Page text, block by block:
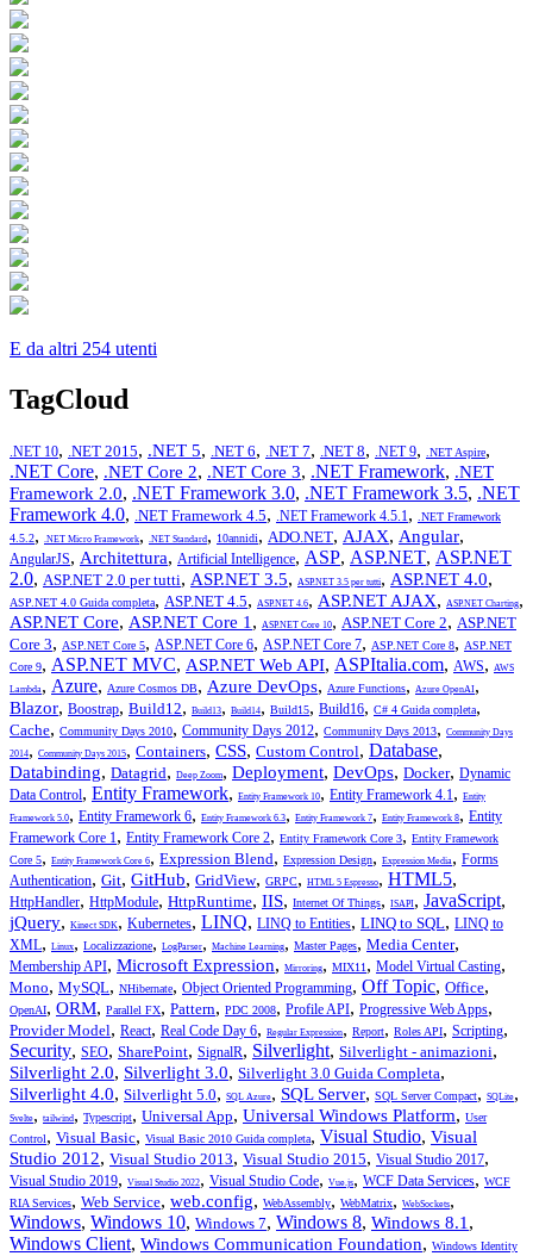
E da altri 254 utenti
TagCloud
.NET 10, .NET 2015, .NET 5, .NET 6, .NET 7, .NET 8, .NET 9, .NET Aspire,
.NET Core, .NET Core 2, .NET Core 3, .NET Framework, .NET
Framework 2.0, .NET Framework 3.0, .NET Framework 3.5, .NET
Framework 4.0, .NET Framework 4.5, .NET Framework 4.5.1 ,
.NET Framework
4.5.2, .NET Micro Framework, .NET Standard , 10annidi, ADO.NET, AJAX, Angular,
AngularJS, Architettura, Artificial Intelligence, ASP, ASP.NET, ASP.NET
2.0, ASP.NET 2.0 per tutti, ASP.NET 3.5, ASP.NET 3.5 per tutti, ASP.NET 4.0,
ASP.NET 4.0 Guida completa, ASP.NET 4.5, ASP.NET 4.6, ASP.NET AJAX, ASP.NET Charting,
ASP.NET Core, ASP.NET Core 1 , ASP.NET Core 10, ASP.NET Core 2, ASP.NET
Core 3, ASP.NET Core 5, ASP.NET Core 6, ASP.NET Core 7, ASP.NET Core 8, ASP.NET
Core 9, ASP.NET MVC, ASP.NET Web API, ASPItalia.com, AWS,
AWS
Lambda , Azure, Azure Cosmos DB, Azure DevOps, Azure Functions, Azure OpenAI,
Blazor, Boostrap, Build12, Build13, Build14, Build15, Build16, C# 4 Guida completa,
Cache, Community Days 2010, Community Days 2012, Community Days 2013, Community Days
2014, Community Days 2015, Containers, CSS, Custom Control, Database,
Databinding, Datagrid, Deep Zoom, Deployment, DevOps, Docker, Dynamic
Data Control, Entity Framework, Entity Framework 10, Entity Framework 4.1 , Entity
Framework 5.0, Entity Framework 6, Entity Framework 6.3, Entity Framework 7, Entity Framework 8, Entity
Framework Core 1 , Entity Framework Core 2, Entity Framework Core 3, Entity Framework
Core 5, Entity Framework Core 6, Expression Blend, Expression Design, Expression Media , Forms
Authentication, Git, GitHub, GridView, GRPC, HTML 5 Espresso, HTML5,
HttpHandler, HttpModule, HttpRuntime, IIS, Internet Of Things, ISAPI, JavaScript,
jQuery, Kinect SDK, Kubernetes, LINQ, LINQ to Entities, LINQ to SQL, LINQ to
XML, Linux, Localizzazione, LogParser, Machine Learning, Master Pages, Media Center,
Membership API, Microsoft Expression, Mirroring, MIX11 , Model Virtual Casting,
Mono, MySQL, NHibernate, Object Oriented Programming, Off Topic, Office,
OpenAI, ORM, Parallel FX, Pattern, PDC 2008, Profile API, Progressive Web Apps,
Provider Model, React, Real Code Day 6, Regular Expression, Report, Roles API, Scripting,
Security, SEO, SharePoint, SignalR, Silverlight, Silverlight - animazioni,
Silverlight 2.0, Silverlight 3.0, Silverlight 3.0 Guida Completa,
Silverlight 4.0, Silverlight 5.0, SQL Azure, SQL Server, SQL Server Compact, SQLite,
Svelte, tailwind , Typescript, Universal App, Universal Windows Platform, User
Control, Visual Basic, Visual Basic 2010 Guida completa, Visual Studio, Visual
Studio 2012, Visual Studio 2013, Visual Studio 2015, Visual Studio 2017,
Visual Studio 2019, Visual Studio 2022, Visual Studio Code, Vue.js, WCF Data Services, WCF
RIA Services, Web Service, web.config, WebAssembly, WebMatrix, WebSockets,
Windows, Windows 10, Windows 7, Windows 8, Windows 8.1 ,
Windows Client, Windows Communication Foundation, Windows Identity